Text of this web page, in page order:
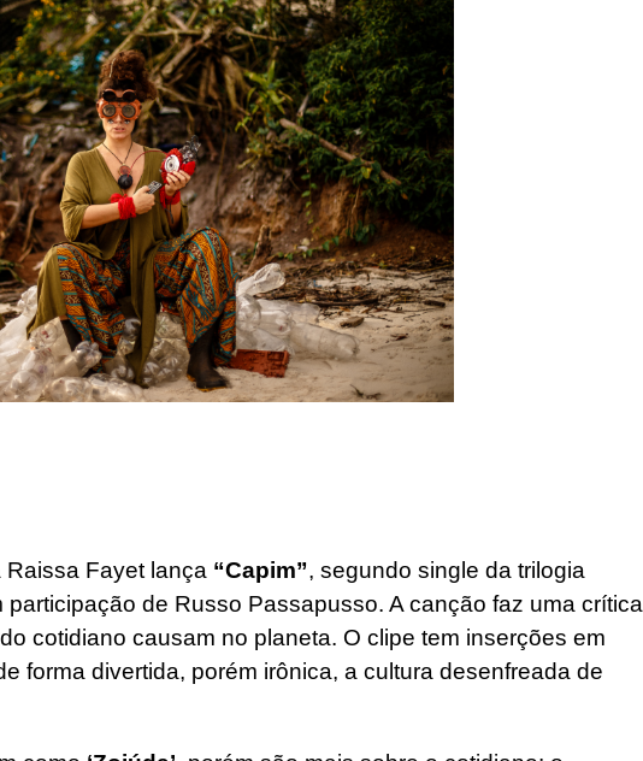
Raissa Fayet lança “Capim”, segundo single da trilogia
de Russo Passapusso. A canção faz uma crítica
cotidiano causam no planeta. O clipe tem inserções em
forma divertida, porém irônica, a cultura desenfreada de